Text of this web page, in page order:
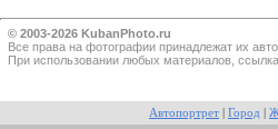
© 2003-2026 KubanPhoto.ru
Все прaва на фотографии принадлежат их
При использовании любых материалов,
Автопортрет Город